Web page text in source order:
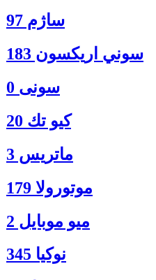
ساژم 97
سوني اريكسون 183
سونی 0
كيو تك 20
ماتريس 3
موتورولا 179
ميو موبايل 2
نوكيا 345